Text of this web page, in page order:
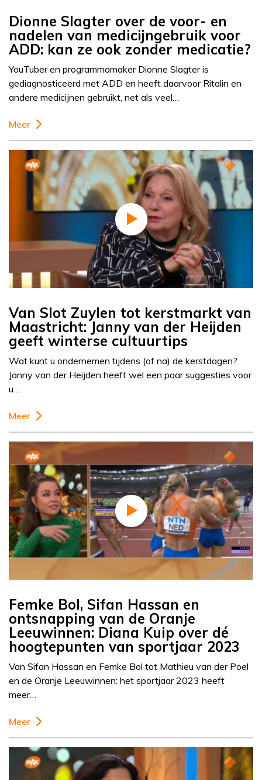
Dionne Slagter over de voor- en
nadelen van medicijngebruik voor
ADD: kan ze ook zonder medicatie?
YouTuber en programmamaker Dionne Slagter is
gediagnosticeerd met ADD en heeft daarvoor Ritalin en
andere medicijnen gebruikt, net als veel…
Meer
Van Slot Zuylen tot kerstmarkt van
Maastricht: Janny van der Heijden
geeft winterse cultuurtips
Wat kunt u ondernemen tijdens (of na) de kerstdagen?
Janny van der Heijden heeft wel een paar suggesties voor
u….
Meer
Femke Bol, Sifan Hassan en
ontsnapping van de Oranje
Leeuwinnen: Diana Kuip over dé
hoogtepunten van sportjaar 2023
Van Sifan Hassan en Femke Bol tot Mathieu van der Poel
en de Oranje Leeuwinnen: het sportjaar 2023 heeft
meer…
Meer